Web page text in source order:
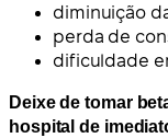
diminuição
perda de
dificuldade
Deixe de tomar
hospital de